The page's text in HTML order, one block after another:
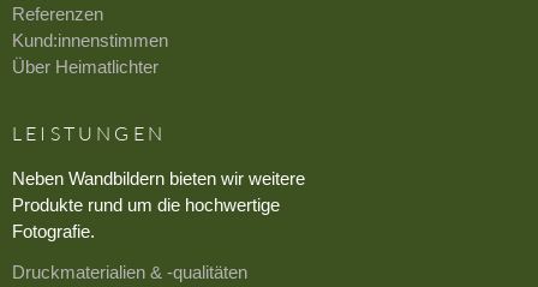
Referenzen
Kund:innenstimmen
Über Heimatlichter
LEISTUNGEN
Neben Wandbildern bieten wir weitere
Produkte rund um die hochwertige
Fotografie.
Druckmaterialien & -qualitäten